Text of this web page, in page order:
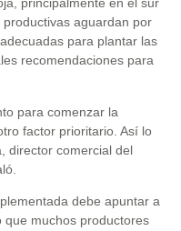
principalmente en el sur
aguardan por
para plantar las
recomendaciones para
para comenzar la
factor prioritario. Así lo
director comercial del
debe apuntar a
que muchos productores